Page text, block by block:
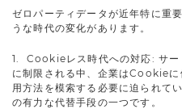
ゼロパーティデータが近年特に重
うな時代の変化があります。
1. Cookieレス時代への対応: サ
に制限される中、企業はCookie
用方法を模索する必要に迫られて
の有力な代替手段の一つです。